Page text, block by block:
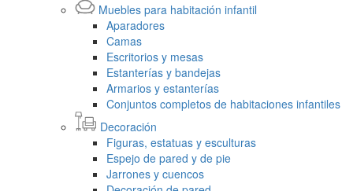
Muebles para habitación infantil
Aparadores
Camas
Escritorios y mesas
Estanterías y bandejas
Armarios y estanterías
Conjuntos completos de habitaciones infantiles
Decoración
Figuras, estatuas y esculturas
Espejo de pared y de pie
Jarrones y cuencos